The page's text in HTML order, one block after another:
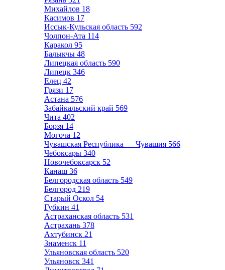
Михайлов 18
Касимов 17
Иссык-Кульская область 592
Чолпон-Ата 114
Каракол 95
Балыкчы 48
Липецкая область 590
Липецк 346
Елец 42
Грязи 17
Астана 576
Забайкальский край 569
Чита 402
Борзя 14
Могоча 12
Чувашская Республика — Чувашия 566
Чебоксары 340
Новочебоксарск 52
Канаш 36
Белгородская область 549
Белгород 219
Старый Оскол 54
Губкин 41
Астраханская область 531
Астрахань 378
Ахтубинск 21
Знаменск 11
Ульяновская область 520
Ульяновск 341